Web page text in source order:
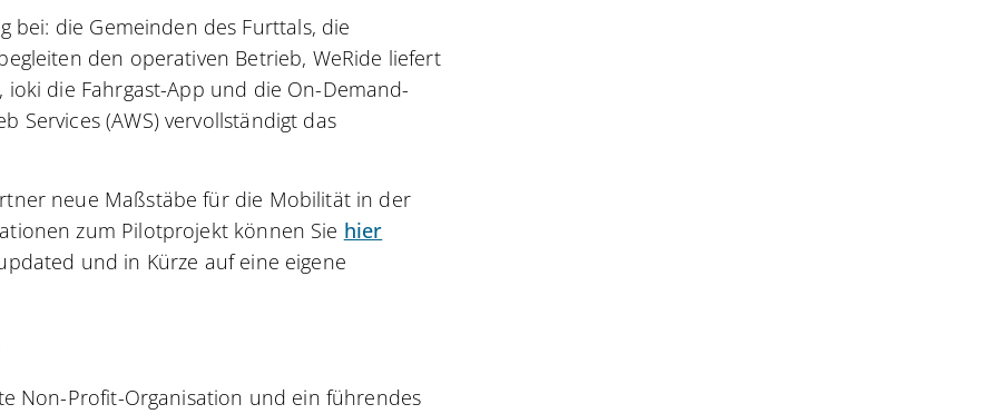
bei: die Gemeinden des Furttals, die
den operativen Betrieb, WeRide liefert
die Fahrgast-App und die On-Demand-
Services (AWS) vervollständigt das
neue Maßstäbe für die Mobilität in der
zum Pilotprojekt können Sie hier
und in Kürze auf eine eigene
Non-Profit-Organisation und ein führendes